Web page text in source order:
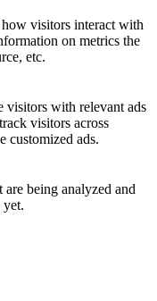
visitors interact with
on metrics the
etc.
visitors with relevant ads
visitors across
customized ads.
are being analyzed and
yet.